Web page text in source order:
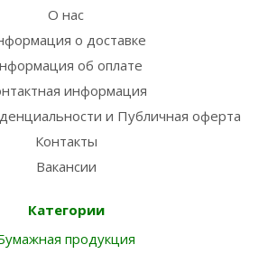
О нас
о доставке
об оплате
информация
и Публичная оферта
Контакты
Вакансии
Категории
продукция